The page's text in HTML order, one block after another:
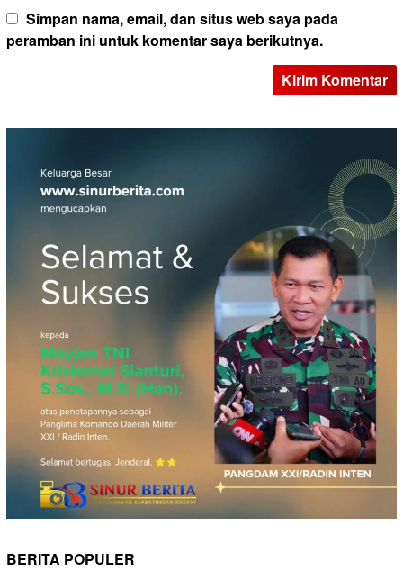
Simpan nama, email, dan situs web saya pada
peramban ini untuk komentar saya berikutnya.
BERITA POPULER